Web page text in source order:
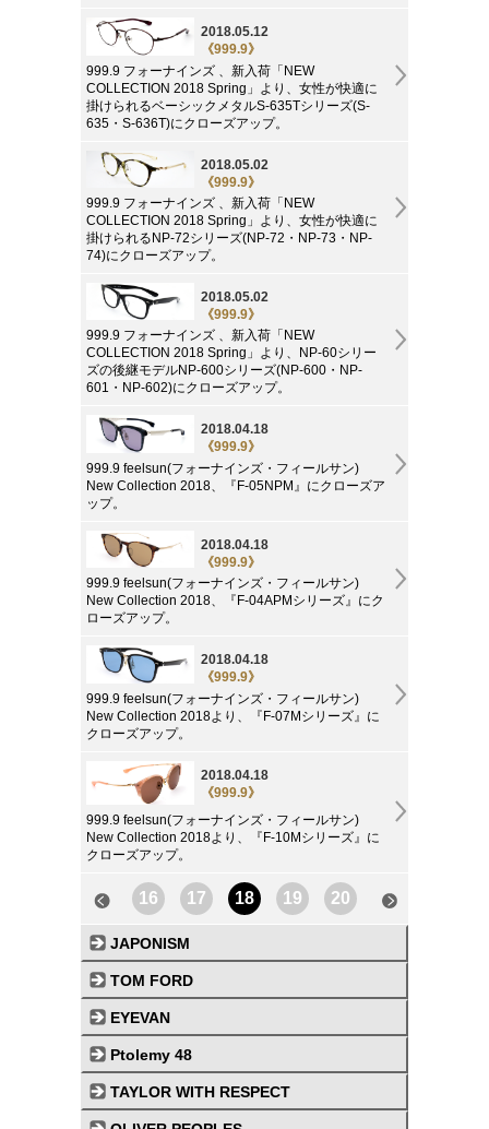
2018.05.12
《999.9》
999.9 フォーナインズ 、新入荷「NEW
COLLECTION 2018 Spring」より、女性が快適に
掛けられるベーシックメタルS-635Tシリーズ(S-
635・S-636T)にクローズアップ。
2018.05.02
《999.9》
999.9 フォーナインズ 、新入荷「NEW
COLLECTION 2018 Spring」より、女性が快適に
掛けられるNP-72シリーズ(NP-72・NP-73・NP-
74)にクローズアップ。
2018.05.02
《999.9》
999.9 フォーナインズ 、新入荷「NEW
COLLECTION 2018 Spring」より、NP-60シリー
ズの後継モデルNP-600シリーズ(NP-600・NP-
601・NP-602)にクローズアップ。
2018.04.18
《999.9》
999.9 feelsun(フォーナインズ・フィールサン)
New Collection 2018、『F-05NPM』にクローズア
ップ。
2018.04.18
《999.9》
999.9 feelsun(フォーナインズ・フィールサン)
New Collection 2018、『F-04APMシリーズ』にク
ローズアップ。
2018.04.18
《999.9》
999.9 feelsun(フォーナインズ・フィールサン)
New Collection 2018より、『F-07Mシリーズ』に
クローズアップ。
2018.04.18
《999.9》
999.9 feelsun(フォーナインズ・フィールサン)
New Collection 2018より、『F-10Mシリーズ』に
クローズアップ。
16 17 18 19 20
JAPONISM
TOM FORD
EYEVAN
Ptolemy 48
TAYLOR WITH RESPECT